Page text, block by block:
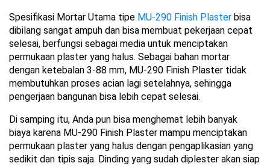
Spesifikasi Mortar Utama tipe MU-290 Finish Plaster bisa
dibilang sangat ampuh dan bisa membuat pekerjaan cepat
selesai, berfungsi sebagai media untuk menciptakan
permukaan plaster yang halus. Sebagai bahan mortar
dengan ketebalan 3-88 mm, MU-290 Finish Plaster tidak
membutuhkan proses acian lagi setelahnya, sehingga
pengerjaan bangunan bisa lebih cepat selesai.
Di samping itu, Anda pun bisa menghemat lebih banyak
biaya karena MU-290 Finish Plaster mampu menciptakan
permukaan plaster yang halus dengan pengaplikasian yang
sedikit dan tipis saja. Dinding yang sudah diplester akan siap